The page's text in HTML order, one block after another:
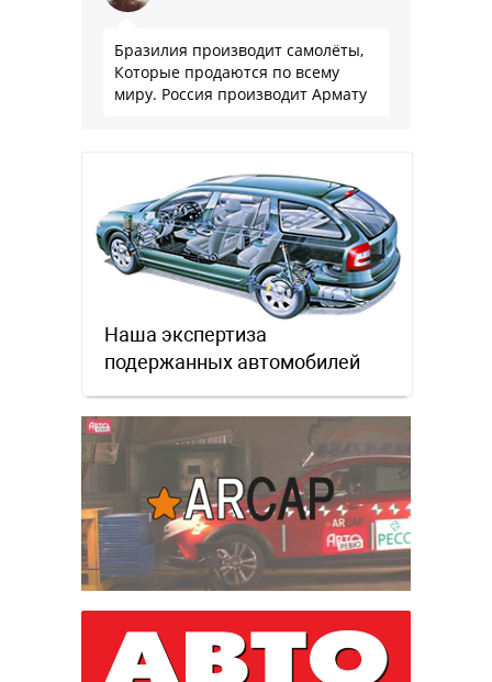
Бразилия производит самолёты,
Которые продаются по всему
миру. Россия производит Армату
Наша экспертиза
подержанных автомобилей